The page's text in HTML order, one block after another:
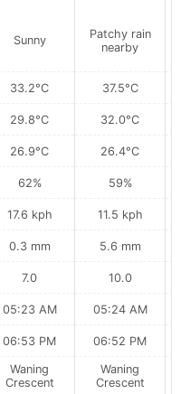
Sunny
33.2°C
29.8°C
26.9°C
62%
17.6 kph
0.3 mm
7.0
05:23 AM
06:53 PM
Waning
Crescent
Patchy rain
nearby
37.5°C
32.0°C
26.4°C
59%
11.5 kph
5.6 mm
10.0
05:24 AM
06:52 PM
Waning
Crescent